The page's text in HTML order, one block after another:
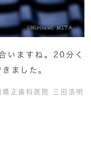
いますね。20分く
ました。
矯正歯科医院 三田浩明